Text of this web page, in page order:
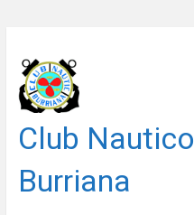
contenido
Club Nautico
Burriana